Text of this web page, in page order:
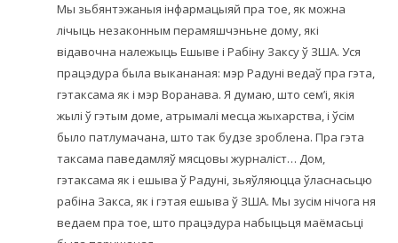
Мы зьбянтэжаныя інфармацыяй пра тое, як можна
лічыць незаконным перамяшчэньне дому, які
відавочна належыць Ешыве і Рабіну Заксу ў ЗША. Уся
працэдура была выкананая: мэр Радуні ведаў пра гэта,
гэтаксама як і мэр Воранава. Я думаю, што сем’і, якія
жылі ў гэтым доме, атрымалі месца жыхарства, і ўсім
было патлумачана, што так будзе зроблена. Пра гэта
таксама паведамляў мясцовы журналіст… Дом,
гэтаксама як і ешыва ў Радуні, зьяўляюцца ўласнасьцю
рабіна Закса, як і гэтая ешыва ў ЗША. Мы зусім нічога ня
ведаем пра тое, што працэдура набыцьця маёмасьці